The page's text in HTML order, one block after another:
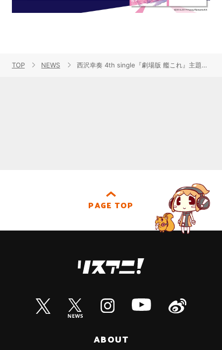
TOP NEWS 西沢幸奏 4th single『劇場版 艦これ』主題歌「帰還」Music Video＆ジャケット写真公開！シングル発売記念ニコ生特番～出張版・しえなび2回目～放送決定！
PAGE TOP
ABOUT